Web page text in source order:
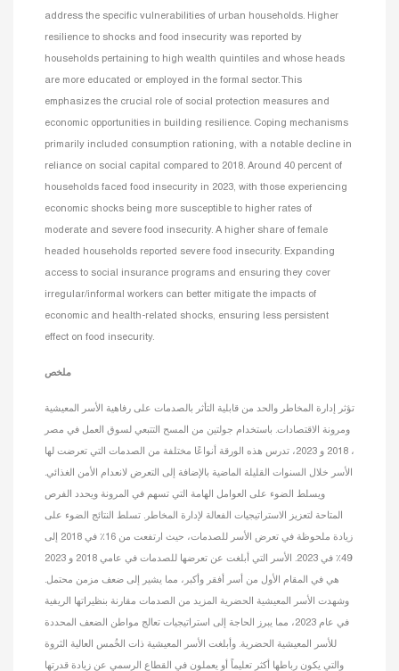
address the specific vulnerabilities of urban households. Higher
resilience to shocks and food insecurity was reported by
households pertaining to high wealth quintiles and whose heads
are more educated or employed in the formal sector. This
emphasizes the crucial role of social protection measures and
economic opportunities in building resilience. Coping mechanisms
primarily included consumption rationing, with a notable decline in
reliance on social capital compared to 2018. Around 40 percent of
households faced food insecurity in 2023, with those experiencing
economic shocks being more susceptible to higher rates of
moderate and severe food insecurity. A higher share of female
headed households reported severe food insecurity. Expanding
access to social insurance programs and ensuring they cover
irregular/informal workers can better mitigate the impacts of
economic and health-related shocks, ensuring less persistent
effect on food insecurity.
ملخص
تؤثر إدارة المخاطر والحد من قابلية التأثر بالصدمات على رفاهية الأسر المعيشية
ومرونة الاقتصادات. باستخدام جولتين من المسح التتبعي لسوق العمل في مصر
، 2018 و 2023، تدرس هذه الورقة أنواعًا مختلفة من الصدمات التي تعرضت لها
الأسر خلال السنوات القليلة الماضية بالإضافة إلى التعرض لانعدام الأمن الغذائي.
ويسلط الضوء على العوامل الهامة التي تسهم في المرونة ويحدد الفرص
المتاحة لتعزيز الاستراتيجيات الفعالة لإدارة المخاطر. تسلط النتائج الضوء على
زيادة ملحوظة في تعرض الأسر للصدمات، حيث ارتفعت من 16٪ في 2018 إلى
49٪ في 2023. الأسر التي أبلغت عن تعرضها للصدمات في عامي 2018 و 2023
هي في المقام الأول من أسر أفقر وأكبر، مما يشير إلى ضعف مزمن محتمل.
وشهدت الأسر المعيشية الحضرية المزيد من الصدمات مقارنة بنظيراتها الريفية
في عام 2023، مما يبرز الحاجة إلى استراتيجيات تعالج مواطن الضعف المحددة
للأسر المعيشية الحضرية. وأبلغت الأسر المعيشية ذات الخُمس العالية الثروة
والتي يكون رباطها أكثر تعليماً أو يعملون في القطاع الرسمي عن زيادة قدرتها